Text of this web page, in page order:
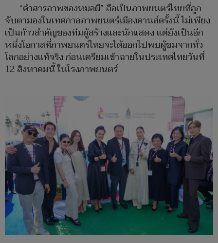
“คำสารภาพของหมอผี” ถือเป็นภาพยนตร์ไทยที่ถูก
จับตามองในเทศกาลภาพยนตร์เมืองคานส์ครั้งนี้ ไม่เพียง
เป็นก้าวสำคัญของทีมผู้สร้างและนักแสดง แต่ยังเป็นอีก
หนึ่งโอกาสที่ภาพยนตร์ไทยจะได้ออกไปพบผู้ชมจากทั่ว
โลกอย่างแท้จริง ก่อนเตรียมเข้าฉายในประเทศไทยวันที่
12 สิงหาคมนี้ ในโรงภาพยนตร์